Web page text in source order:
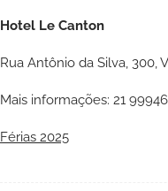
Hotel Le Canton
Rua Antônio da Silva, 300,
Mais informações: 21
Férias 2025